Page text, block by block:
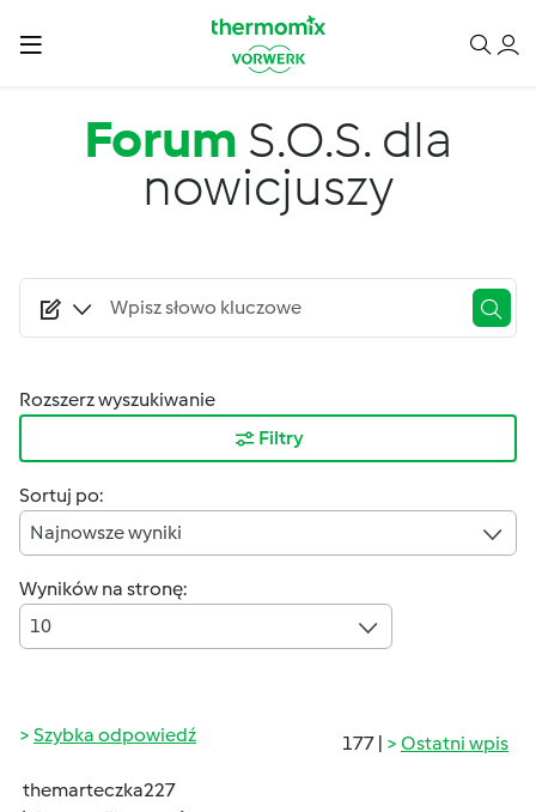
Forum S.O.S. dla
nowicjuszy
Rozszerz wyszukiwanie
Filtry
Sortuj po:
Najnowsze wyniki
Wyników na stronę:
10
177 | Ostatni wpis
Szybka odpowiedź
themarteczka227